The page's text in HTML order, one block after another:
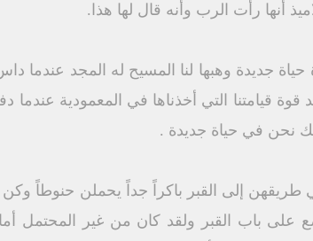
أنها رأت الرب وأنه قال لها هذا.
جديدة وهبها لنا المسيح له المجد عندما
قوة قيامتنا التي أخذناها في المعمودية
نحن في حياة جديدة .
طريقهن إلى القبر باكراً جداً يحملن حنوطاً
وضع على باب القبر ولقد كان من غير